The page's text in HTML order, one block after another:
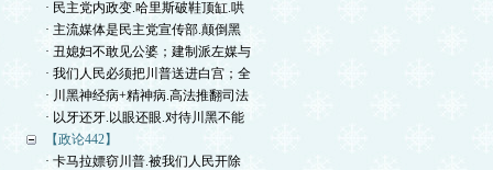
· 民主党内政变.哈里斯破鞋顶缸.哄
· 主流媒体是民主党宣传部.颠倒黑
· 丑媳妇不敢见公婆；建制派左媒与
· 我们人民必须把川普送进白宫；全
· 川黑神经病+精神病.高法推翻司法
· 以牙还牙.以眼还眼.对待川黑不能
【政论442】
· 卡马拉嫖窃川普.被我们人民开除